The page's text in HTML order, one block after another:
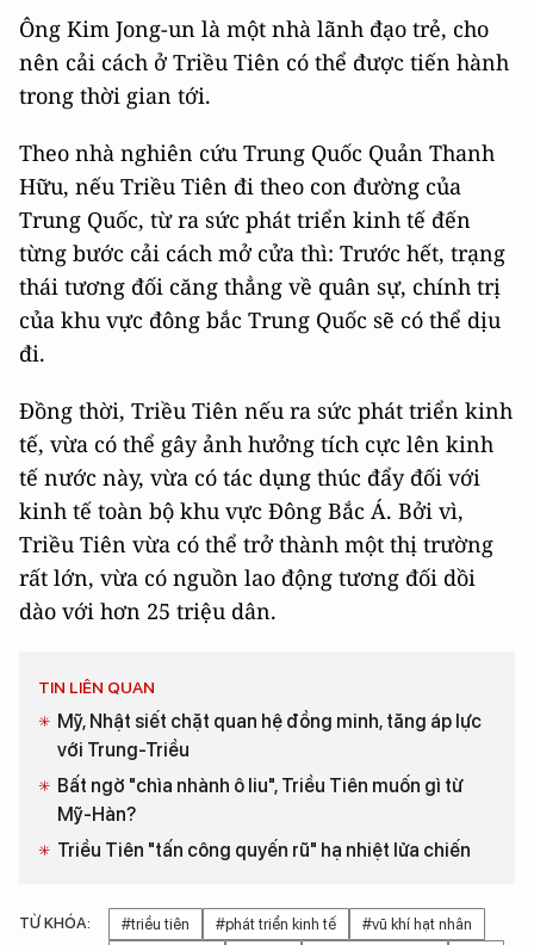
Ông Kim Jong-un là một nhà lãnh đạo trẻ, cho
nên cải cách ở Triều Tiên có thể được tiến hành
trong thời gian tới.
Theo nhà nghiên cứu Trung Quốc Quản Thanh
Hữu, nếu Triều Tiên đi theo con đường của
Trung Quốc, từ ra sức phát triển kinh tế đến
từng bước cải cách mở cửa thì: Trước hết, trạng
thái tương đối căng thẳng về quân sự, chính trị
của khu vực đông bắc Trung Quốc sẽ có thể dịu
đi.
Đồng thời, Triều Tiên nếu ra sức phát triển kinh
tế, vừa có thể gây ảnh hưởng tích cực lên kinh
tế nước này, vừa có tác dụng thúc đẩy đối với
kinh tế toàn bộ khu vực Đông Bắc Á. Bởi vì,
Triều Tiên vừa có thể trở thành một thị trường
rất lớn, vừa có nguồn lao động tương đối dồi
dào với hơn 25 triệu dân.
TIN LIÊN QUAN
Mỹ, Nhật siết chặt quan hệ đồng minh, tăng áp lực
với Trung-Triều
Bất ngờ "chìa nhành ô liu", Triều Tiên muốn gì từ
Mỹ-Hàn?
Triều Tiên "tấn công quyến rũ" hạ nhiệt lửa chiến
TỪ KHÓA: #triều tiên #phát triển kinh tế
#vũ khí hạt nhân